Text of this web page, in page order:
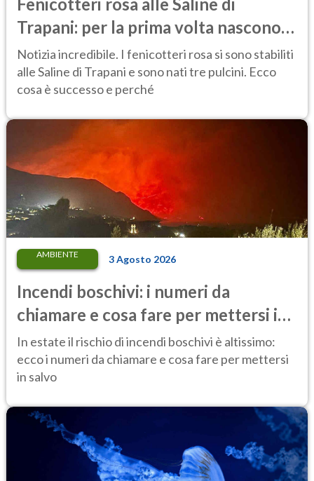
Trapani: per la prima volta nascono
tre pulcini nella riserva
Notizia incredibile. I fenicotteri rosa si sono stabiliti
alle Saline di Trapani e sono nati tre pulcini. Ecco
cosa è successo e perché
AMBIENTE 3 Agosto 2026
Incendi boschivi: i numeri da
chiamare e cosa fare per mettersi in
salvo
In estate il rischio di incendi boschivi è altissimo:
ecco i numeri da chiamare e cosa fare per mettersi
in salvo